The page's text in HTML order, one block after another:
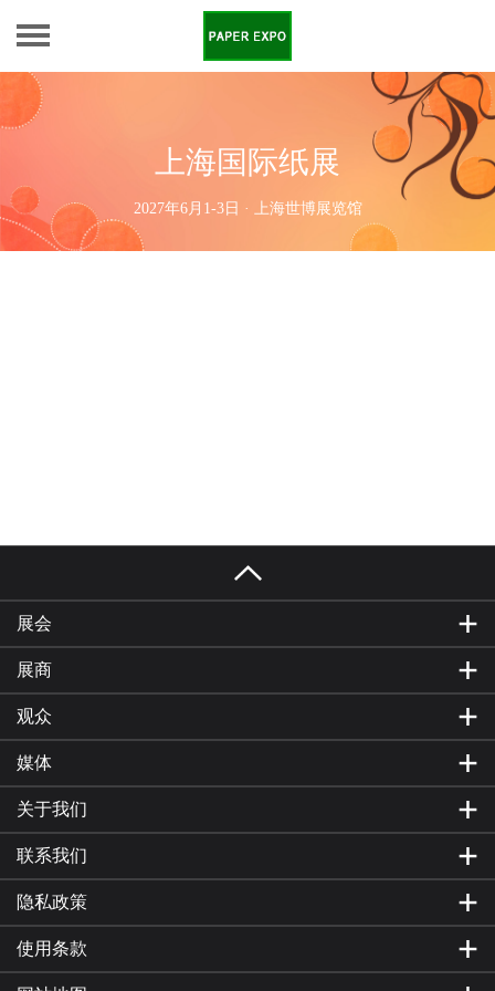
上海国际纸展
2027年6月1-3日 · 上海世博展览馆
展会
展商
观众
媒体
关于我们
联系我们
隐私政策
使用条款